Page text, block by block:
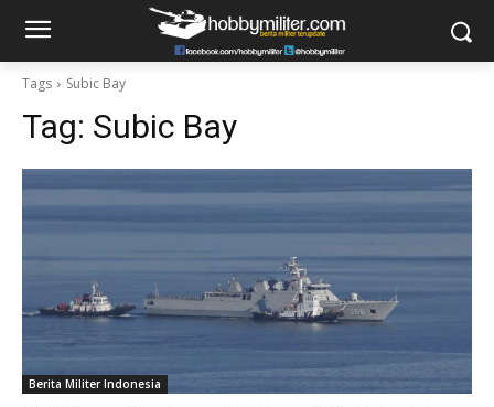
Tags Subic Bay
Tag: Subic Bay
Berita Militer Indonesia